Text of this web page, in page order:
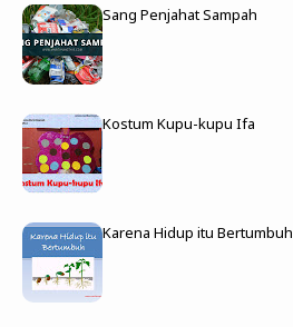
Sang Penjahat Sampah
Kostum Kupu-kupu Ifa
Karena Hidup itu Bertumbuh